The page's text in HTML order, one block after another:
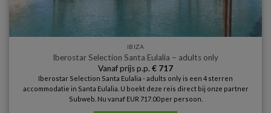
IBIZA
Iberostar Selection Santa Eulalia – adults only
Vanaf prijs p.p. € 717
Iberostar Selection Santa Eulalia - adults only is een 4 sterren
accommodatie in Santa Eulalia. U boekt deze reis direct bij onze partner
Subweb. Nu vanaf EUR 717.00 per persoon.